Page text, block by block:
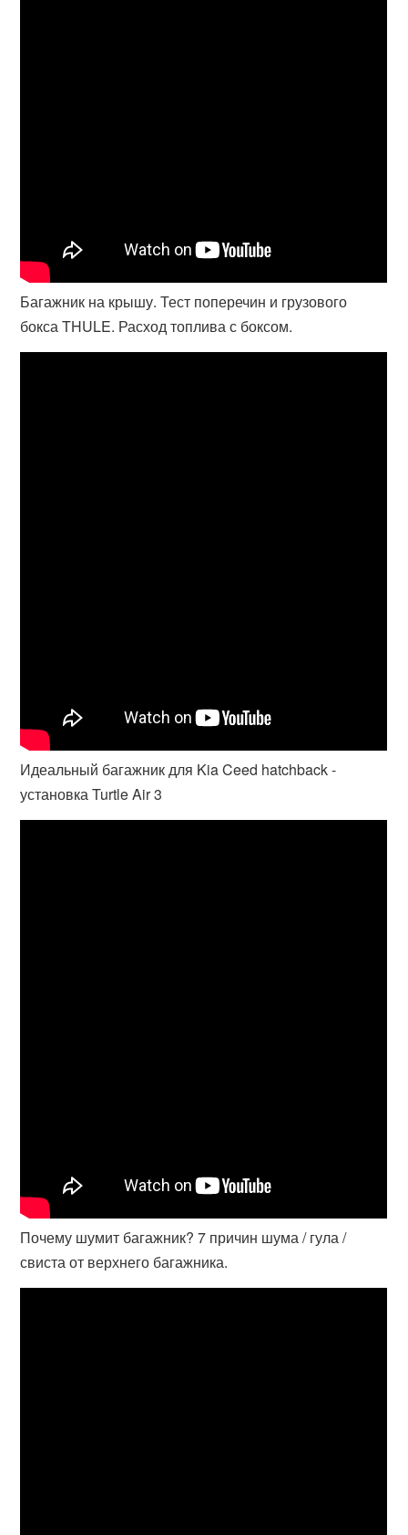
Багажник на крышу. Тест поперечин и грузового
бокса THULE. Расход топлива с боксом.
Идеальный багажник для Kia Ceed hatchback -
установка Turtle Air 3
Почему шумит багажник? 7 причин шума / гула /
свиста от верхнего багажника.